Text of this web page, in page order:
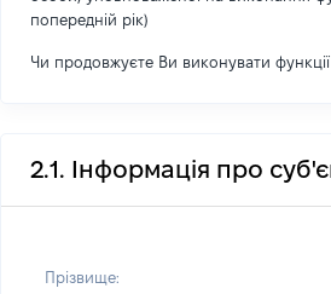
попередній рік)
Чи продовжуєте Ви виконувати
2.1. Інформація про
Прізвище: